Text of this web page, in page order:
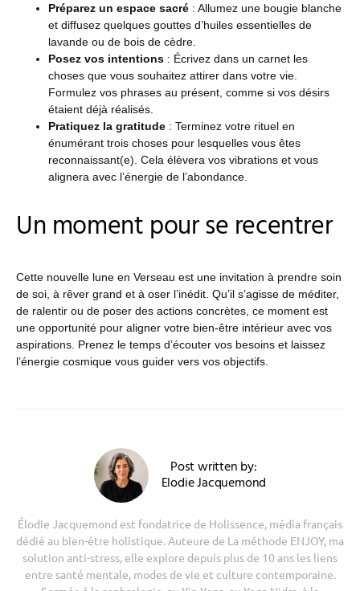
Préparez un espace sacré : Allumez une bougie blanche
et diffusez quelques gouttes d’huiles essentielles de
lavande ou de bois de cèdre.
Posez vos intentions : Écrivez dans un carnet les
choses que vous souhaitez attirer dans votre vie.
Formulez vos phrases au présent, comme si vos désirs
étaient déjà réalisés.
Pratiquez la gratitude : Terminez votre rituel en
énumérant trois choses pour lesquelles vous êtes
reconnaissant(e). Cela élèvera vos vibrations et vous
alignera avec l’énergie de l’abondance.
Un moment pour se recentrer
Cette nouvelle lune en Verseau est une invitation à prendre soin
de soi, à rêver grand et à oser l’inédit. Qu’il s’agisse de méditer,
de ralentir ou de poser des actions concrètes, ce moment est
une opportunité pour aligner votre bien-être intérieur avec vos
aspirations. Prenez le temps d’écouter vos besoins et laissez
l’énergie cosmique vous guider vers vos objectifs.
Post written by:
Elodie Jacquemond
Élodie Jacquemond est fondatrice de Holissence, média français
dédié au bien-être holistique. Auteure de La méthode ENJOY, ma
solution anti-stress, elle explore depuis plus de 10 ans les liens
entre santé mentale, modes de vie et culture contemporaine.